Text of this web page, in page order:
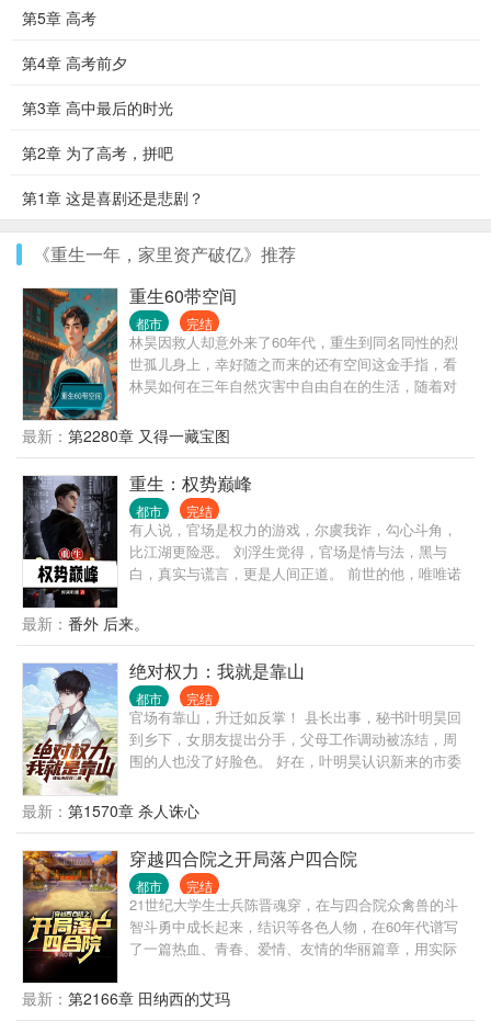
第5章 高考
第4章 高考前夕
第3章 高中最后的时光
第2章 为了高考，拼吧
第1章 这是喜剧还是悲剧？
《重生一年，家里资产破亿》推荐
重生60带空间
都市 完结
林昊因救人却意外来了60年代，重生到同名同性的烈
世孤儿身上，幸好随之而来的还有空间这金手指，看
林昊如何在三年自然灾害中自由自在的生活，随着对
打猎，自由享受生活。
最新： 第2280章 又得一藏宝图
重生：权势巅峰
都市 完结
有人说，官场是权力的游戏，尔虞我诈，勾心斗角，
比江湖更险恶。 刘浮生觉得，官场是情与法，黑与
白，真实与谎言，更是人间正道。 前世的他，唯唯诺
他早已洞悉官场，青云之路尽在眼中，挡我者，必将
万劫不复！
最新： 番外 后来。
绝对权力：我就是靠山
都市 完结
官场有靠山，升迁如反掌！ 县长出事，秘书叶明昊回
到乡下，女朋友提出分手，父母工作调动被冻结，周
围的人也没了好脸色。 好在，叶明昊认识新来的市委
往上爬，终于成为别人眼中的靠山。 山高人为峰，且
看小人物弄潮新时代！
最新： 第1570章 杀人诛心
穿越四合院之开局落户四合院
都市 完结
21世纪大学生士兵陈晋魂穿，在与四合院众禽兽的斗
智斗勇中成长起来，结识等各色人物，在60年代谱写
了一篇热血、青春、爱情、友情的华丽篇章，用实际
路。
最新： 第2166章 田纳西的艾玛